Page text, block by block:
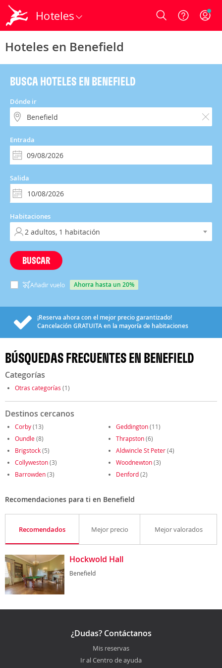
Hoteles Login
Hoteles en Benefield
BUSCA HOTELES EN BENEFIELD
Dónde ir
Entrada
Salida
Habitaciones
BUSCAR
Añadir vuelo ahorra hasta un 20%
¡Reserva ahora con el mejor precio garantizado!
Cancelación GRATUITAen la mayoría de habitaciones
BÚSQUEDAS FRECUENTES EN BENEFIELD
Categorías
Otras categorías (1)
Destinos cercanos
Corby(13) Geddington(11)
Oundle(8) Thrapston(6)
Brigstock(5) Aldwincle St Peter(4)
Collyweston(3) Woodnewton(3)
Barrowden(3) Denford(2)
Recomendaciones para ti en Benefield
Recomendados Mejor precio Mejor valorados
Hockwold Hall
Benefield
¿Dudas? Contáctanos
Mis reservas
Ir al Centro de ayuda